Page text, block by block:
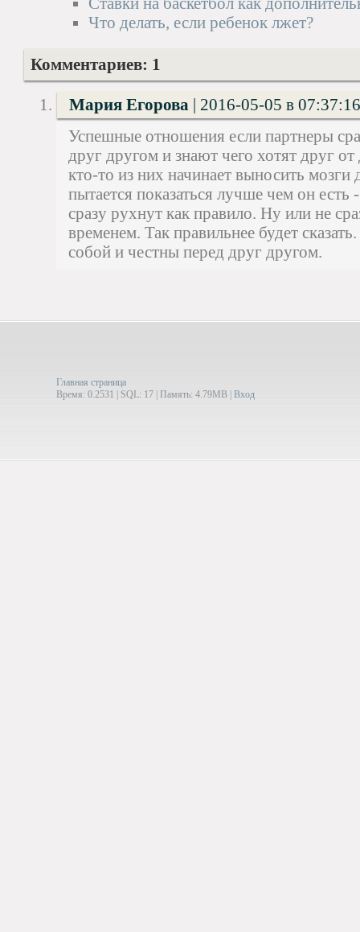
Что делать, если ребенок лжет?
Комментариев: 1
Мария Егорова | 2016-05-05 в 07:37:16
Успешные отношения если партнеры
друг другом и знают чего хотят друг
кто-то из них начинает выносить мозги
пытается показаться лучше чем он
сразу рухнут как правило. Ну или не
временем. Так правильнее будет
собой и честны перед друг другом.
Главная страница
Время: 0.2531 | SQL: 17 | Память: 4.79MB Вход